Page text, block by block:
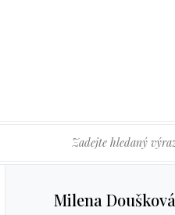
Milena Doušková